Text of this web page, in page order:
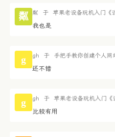
粼 粼 于 苹果老设备玩机入门《
我也是
g gh 于 手把手教你创建个人
还不错
g gh 于 苹果老设备玩机入门《
比较有用